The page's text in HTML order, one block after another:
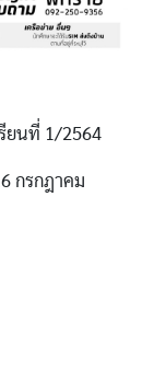
ยนที่ 1/2564
กรกฎาคม